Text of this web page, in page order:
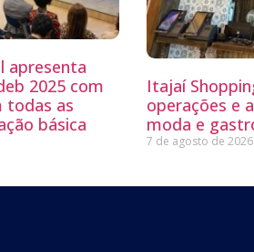
apresenta
2025 com
todas as
básica
Itajaí
operações e
moda e
7 de agosto de 2026